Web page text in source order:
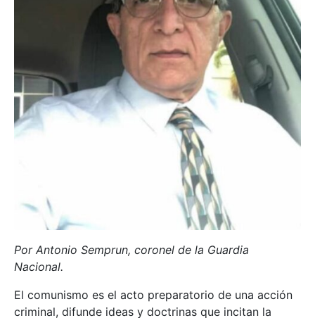
Por Antonio Semprun, coronel de la Guardia
Nacional.
El comunismo es el acto preparatorio de una acción
criminal, difunde ideas y doctrinas que incitan la